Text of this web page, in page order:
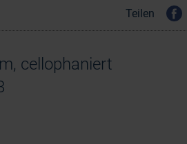
Teilen
cellophaniert